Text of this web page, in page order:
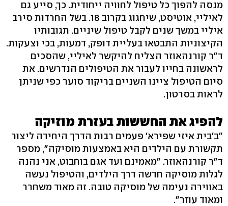
מנסה להפוך כל טיפול לחוויה ייחודית. כך, סייע גם
לאיליי, אוטיסט, שיחגוג בקרוב 18. בשל החרדות סירב
איליי במשך שנים לקבל טיפול שיניים. תגובותיו
הקיצוניות התבטאו בעליית דופק, דמעות, בכי וצעקות.
ד"ר קורנהאוזר הצליח להיקשר לאיליי, שהסכים
לראשונה בחייו לעבור את הטיפולים הנדרשים. את
סיום הטיפול ציינו השניים בריקוד סוער כפי שניתן
לראות בסרטון.
להפיג את החששות בעזרת מוזיקה
"ב'בית איזי שפירא' פעמים רבות הדרך היחידה ליצור
תקשורת עם הילדים היא באמצעות מוסיקה", מספר
ד"ר קורנהאוזר. "מאמינם ועד אגם בוחבוט, אני נהנה
לגלות מוסיקה חדשה דרך הילדים, והטיפול נעשה
באווירה נעימה של מוסיקה טובה. זה מאוד משחרר
ומאוד עוזר".